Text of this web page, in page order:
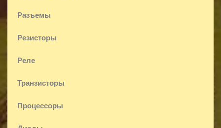
Разъемы
Резисторы
Реле
Транзисторы
Процессоры